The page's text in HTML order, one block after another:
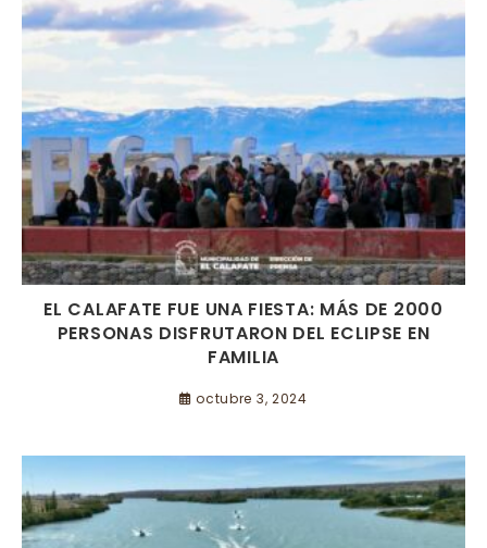
EL CALAFATE FUE UNA FIESTA: MÁS DE 2000
PERSONAS DISFRUTARON DEL ECLIPSE EN
FAMILIA
octubre 3, 2024